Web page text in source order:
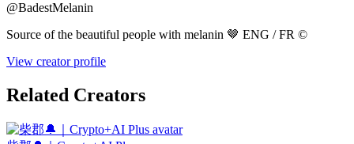
@BadestMelanin
Source of the beautiful people with melanin 🤎 ENG / FR ©️
View creator profile
Related Creators